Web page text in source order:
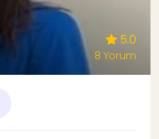
5.0
8 Yorum